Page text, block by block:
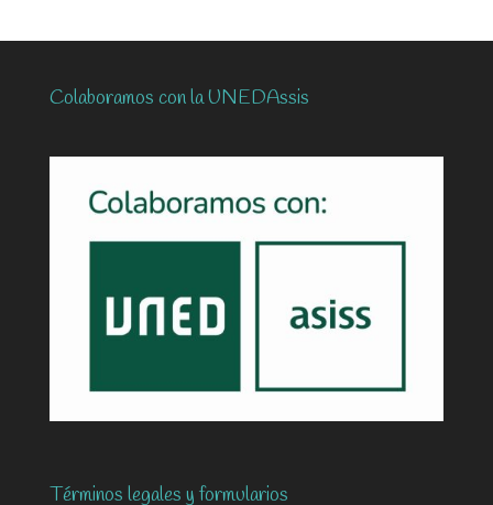
Colaboramos con la UNEDAssis
Términos legales y formularios